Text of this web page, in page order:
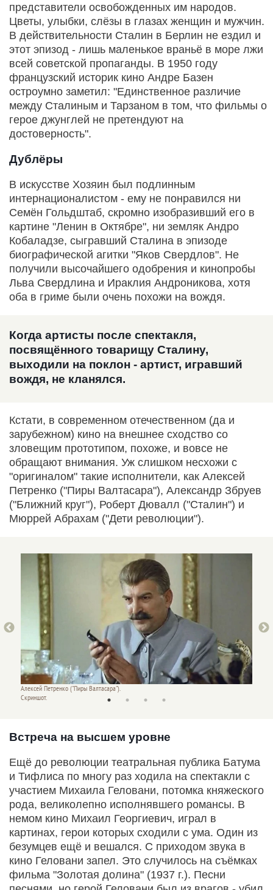
представители освобожденных им народов.
Цветы, улыбки, слёзы в глазах женщин и мужчин.
В действительности Сталин в Берлин не ездил и
этот эпизод - лишь маленькое враньё в море лжи
всей советской пропаганды. В 1950 году
французский историк кино Андре Базен
остроумно заметил: "Единственное различие
между Сталиным и Тарзаном в том, что фильмы о
герое джунглей не претендуют на
достоверность".
Дублёры
В искусстве Хозяин был подлинным
интернационалистом - ему не понравился ни
Семён Гольдштаб, скромно изобразивший его в
картине "Ленин в Октябре", ни земляк Андро
Кобаладзе, сыгравший Сталина в эпизоде
биографической агитки "Яков Свердлов". Не
получили высочайшего одобрения и кинопробы
Льва Свердлина и Ираклия Андроникова, хотя
оба в гриме были очень похожи на вождя.
Когда артисты после спектакля,
посвящённого товарищу Сталину,
выходили на поклон - артист, игравший
вождя, не кланялся.
Кстати, в современном отечественном (да и
зарубежном) кино на внешнее сходство со
зловещим прототипом, похоже, и вовсе не
обращают внимания. Уж слишком несхожи с
"оригиналом" такие исполнители, как Алексей
Петренко ("Пиры Валтасара"), Александр Збруев
("Ближний круг"), Роберт Дювалл ("Сталин") и
Мюррей Абрахам ("Дети революции").
Алексей Петренко ("Пиры Валтасара").
Скриншот.
Встреча на высшем уровне
Ещё до революции театральная публика Батума
и Тифлиса по многу раз ходила на спектакли с
участием Михаила Геловани, потомка княжеского
рода, великолепно исполнявшего романсы. В
немом кино Михаил Георгиевич, играл в
картинах, герои которых сходили с ума. Один из
безумцев ещё и вешался. С приходом звука в
кино Геловани запел. Это случилось на съёмках
фильма "Золотая долина" (1937 г.). Песни